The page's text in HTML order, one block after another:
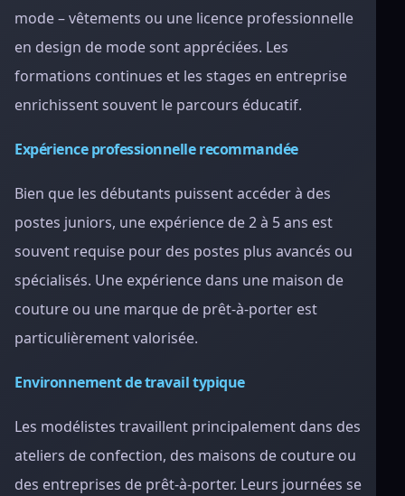
mode – vêtements ou une licence professionnelle
en design de mode sont appréciées. Les
formations continues et les stages en entreprise
enrichissent souvent le parcours éducatif.
Expérience professionnelle recommandée
Bien que les débutants puissent accéder à des
postes juniors, une expérience de 2 à 5 ans est
souvent requise pour des postes plus avancés ou
spécialisés. Une expérience dans une maison de
couture ou une marque de prêt-à-porter est
particulièrement valorisée.
Environnement de travail typique
Les modélistes travaillent principalement dans des
ateliers de confection, des maisons de couture ou
des entreprises de prêt-à-porter. Leurs journées se